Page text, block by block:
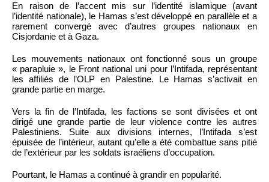
En raison de l’accent mis sur l’identité islamique (avant
l’identité nationale), le Hamas s’est développé en parallèle et a
rarement convergé avec d’autres groupes nationaux en
Cisjordanie et à Gaza.
Les mouvements nationaux ont fonctionné sous un groupe
« parapluie », le Front national uni pour l’Intifada, représentant
les affiliés de l’OLP en Palestine. Le Hamas s’activait en
grande partie en marge.
Vers la fin de l’Intifada, les factions se sont divisées et ont
dirigé une grande partie de leur violence contre les autres
Palestiniens. Suite aux divisions internes, l’Intifada s’est
épuisée de l’intérieur, autant qu’elle a été combattue sans pitié
de l’extérieur par les soldats israéliens d’occupation.
Pourtant, le Hamas a continué à grandir en popularité.